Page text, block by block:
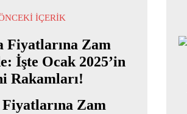
İÇERIK
Zam